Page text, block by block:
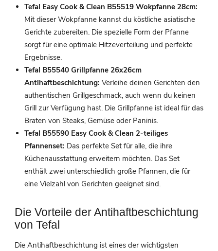
Tefal Easy Cook & Clean B55519 Wokpfanne 28cm:
Mit dieser Wokpfanne kannst du köstliche asiatische
Gerichte zubereiten. Die spezielle Form der Pfanne
sorgt für eine optimale Hitzeverteilung und perfekte
Ergebnisse.
Tefal B55540 Grillpfanne 26x26cm
Antihaftbeschichtung: Verleihe deinen Gerichten den
authentischen Grillgeschmack, auch wenn du keinen
Grill zur Verfügung hast. Die Grillpfanne ist ideal für das
Braten von Steaks, Gemüse oder Paninis.
Tefal B55590 Easy Cook & Clean 2-teiliges
Pfannenset: Das perfekte Set für alle, die ihre
Küchenausstattung erweitern möchten. Das Set
enthält zwei unterschiedlich große Pfannen, die für
eine Vielzahl von Gerichten geeignet sind.
Die Vorteile der Antihaftbeschichtung
von Tefal
Die Antihaftbeschichtung ist eines der wichtigsten